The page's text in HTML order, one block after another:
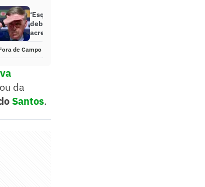
‘Esquecido’ por Ancelotti agita
debate após lista da Seleção: ‘Não
acredito’
de Campo
da
Santos.